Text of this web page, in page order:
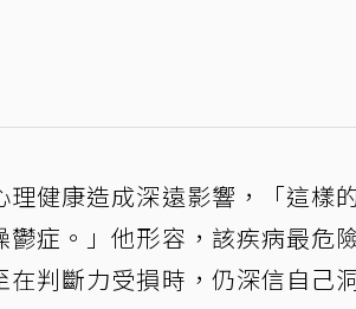
健康造成深遠影響，「這樣
症。」他形容，該疾病最危
判斷力受損時，仍深信自己